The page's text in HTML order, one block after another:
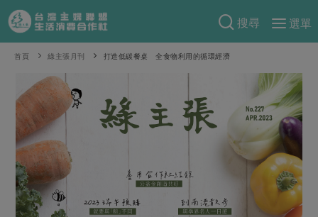
搜尋
選單
產品分類
當季蔬果
一籃菜 當令水果
芽苗類 蕈菇類
辛香料類
奶蛋豆・五穀
食譜料理
食材
米食
麵食
肉食
特別企畫
預購活動
把最好的台灣味帶回家！
防災用品預購圓滿結束
綠主張
觀點文章
關於合作社
首頁 綠主張月刊 打造低碳餐桌 全食物利用的循環經濟